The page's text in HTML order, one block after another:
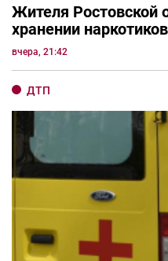
Жителя Ростовской
хранении
вчера, 21:42
ДТП